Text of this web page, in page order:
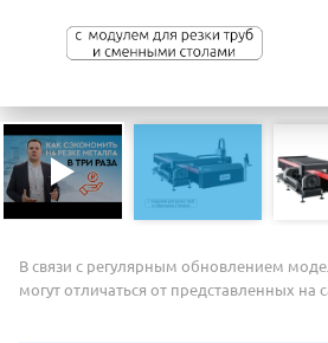
В связи с регулярным обновлением
могут отличаться от представленных на